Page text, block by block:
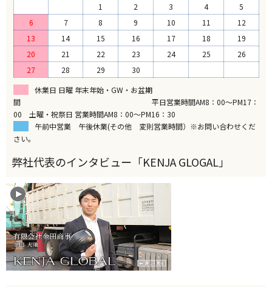
1
2 3 4
5
6
7 8 9 10 11
12
13
14 15 16 17 18
19
20
21 22 23 24 25
26
27
28 29
30
休業日 日曜 年末年始・GW・お盆期
間 平日営業時間AM8：00～PM17：
00 土曜・祝祭日 営業時間AM8：00～PM16：30
午前中営業 午後休業(その他 変則営業時間）※お問い合わせくだ
さい。